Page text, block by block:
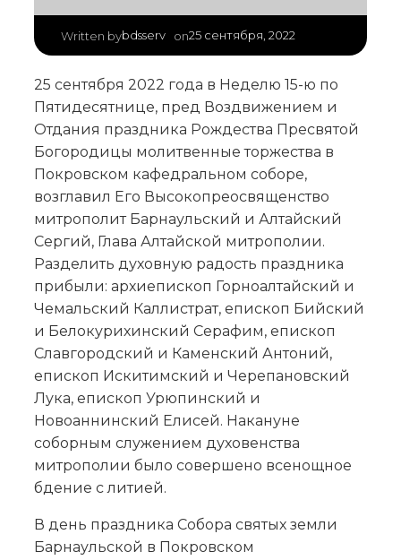
Written bybdsserv on25 сентября, 2022
25 сентября 2022 года в Неделю 15-ю по
Пятидесятнице, пред Воздвижением и
Отдания праздника Рождества Пресвятой
Богородицы молитвенные торжества в
Покровском кафедральном соборе,
возглавил Его Высокопреосвященство
митрополит Барнаульский и Алтайский
Сергий, Глава Алтайской митрополии.
Разделить духовную радость праздника
прибыли: архиепископ Горноалтайский и
Чемальский Каллистрат, епископ Бийский
и Белокурихинский Серафим, епископ
Славгородский и Каменский Антоний,
епископ Искитимский и Черепановский
Лука, епископ Урюпинский и
Новоаннинский Елисей. Накануне
соборным служением духовенства
митрополии было совершено всенощное
бдение с литией.
В день праздника Собора святых земли
Барнаульской в Покровском